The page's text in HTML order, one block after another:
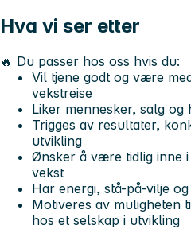
Hva vi ser etter
🔥 Du passer hos oss hvis du:
Vil tjene godt og være
vekstreise
Liker mennesker, salg og
Trigges av resultater,
utvikling
Ønsker å være tidlig inne
vekst
Har energi, stå-på-vilje
Motiveres av muligheten
hos et selskap i utvikling